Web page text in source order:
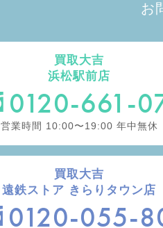
お
買取大吉
浜松駅前店
0120-661-
営業時間 10:00〜19:00 年中無休
買取大吉
遠鉄ストア きらりタウン店
0120-055-